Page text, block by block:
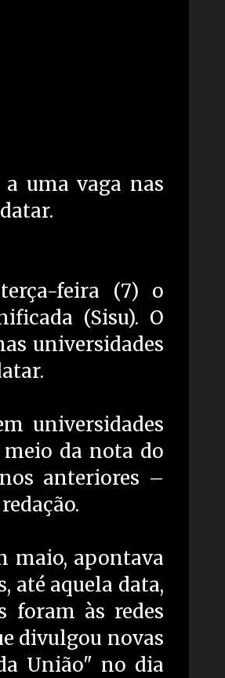
uma vaga nas
feira (7) o
(Sisu). O
universidades
universidades
da nota do
anteriores –
maio, apontava
até aquela data,
foram às redes
divulgou novas
União" no dia